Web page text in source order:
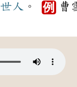
世人 。 例 曹